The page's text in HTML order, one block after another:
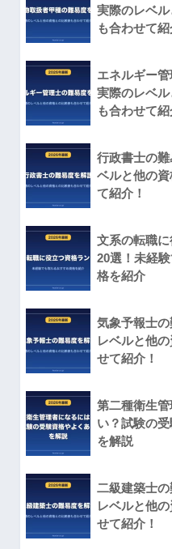
実際のレベ
も合わせて紹
エネルギー管
実際のレベ
も合わせて紹
行政書士の
ベルと他の
て紹介！
文系の転職
20選！未経
格を紹介
気象予報士
レベルと他
せて紹介！
第二種衛生
い？試験の
を解説
二級建築士
レベルと他
せて紹介！